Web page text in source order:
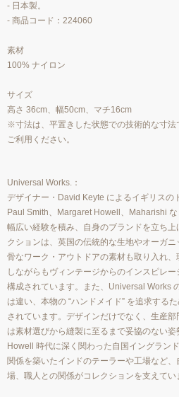
- 日本製。
- 商品コード：224060
素材
100% ナイロン
サイズ
高さ 36cm、幅50cm、マチ16cm
※寸法は、平置きした状態での技術的な寸
ご利用ください。
Universal Works.：
デザイナー・David Keyte によるイギリスの
Paul Smith、Margaret Howell、Maharishi
幅広い経験を積み、自身のブランドを立ち
クションは、英国の伝統的な生地やオーガ
骨なワーク・アウトドアの素材も取り入れ
しながらもヴィンテージからのインスピレ
構成されています。また、Universal Works
は違い、本物の “ハンドメイド” を追求する
されています。デザインだけでなく、生産
は素材選びから縫製に至るまで妥協のない
Howell 時代に深く関わった自国イングラン
関係を築いたインドのテーラーや工場など
場、職人との関係がコレクションを支えてい